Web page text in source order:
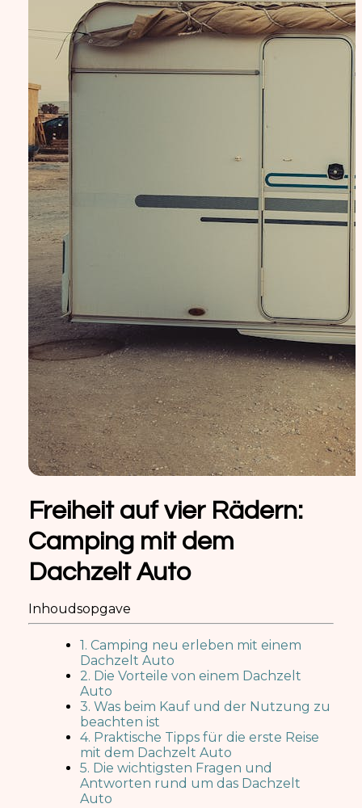
Freiheit auf vier Rädern:
Camping mit dem
Dachzelt Auto
Inhoudsopgave
1. Camping neu erleben mit einem
Dachzelt Auto
2. Die Vorteile von einem Dachzelt
Auto
3. Was beim Kauf und der Nutzung zu
beachten ist
4. Praktische Tipps für die erste Reise
mit dem Dachzelt Auto
5. Die wichtigsten Fragen und
Antworten rund um das Dachzelt
Auto